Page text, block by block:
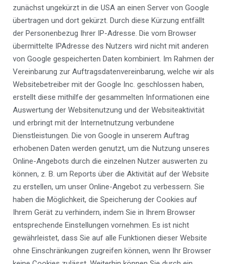
zunächst ungekürzt in die USA an einen Server von Google
übertragen und dort gekürzt. Durch diese Kürzung entfällt
der Personenbezug Ihrer IP-Adresse. Die vom Browser
übermittelte IPAdresse des Nutzers wird nicht mit anderen
von Google gespeicherten Daten kombiniert. Im Rahmen der
Vereinbarung zur Auftragsdatenvereinbarung, welche wir als
Websitebetreiber mit der Google Inc. geschlossen haben,
erstellt diese mithilfe der gesammelten Informationen eine
Auswertung der Websitenutzung und der Websiteaktivität
und erbringt mit der Internetnutzung verbundene
Dienstleistungen. Die von Google in unserem Auftrag
erhobenen Daten werden genutzt, um die Nutzung unseres
Online-Angebots durch die einzelnen Nutzer auswerten zu
können, z. B. um Reports über die Aktivität auf der Website
zu erstellen, um unser Online-Angebot zu verbessern. Sie
haben die Möglichkeit, die Speicherung der Cookies auf
Ihrem Gerät zu verhindern, indem Sie in Ihrem Browser
entsprechende Einstellungen vornehmen. Es ist nicht
gewährleistet, dass Sie auf alle Funktionen dieser Website
ohne Einschränkungen zugreifen können, wenn Ihr Browser